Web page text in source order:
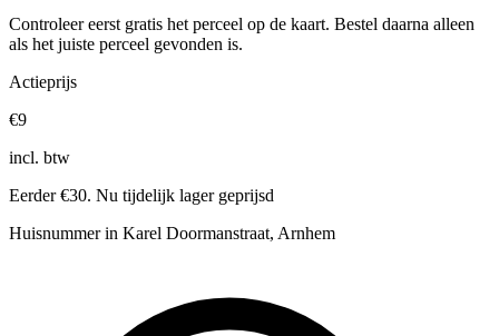
Controleer eerst gratis het perceel op de kaart. Bestel daarna alleen
als het juiste perceel gevonden is.
Actieprijs
€9
incl. btw
Eerder €30. Nu tijdelijk lager geprijsd
Huisnummer in Karel Doormanstraat, Arnhem